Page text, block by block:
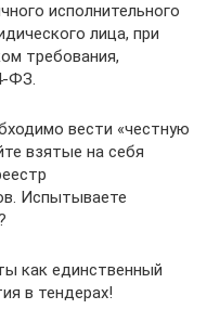
исполнительного
лица, при
требования,
ФЗ.
вести «честную
взятые на себя
Испытываете
как единственный
в тендерах!